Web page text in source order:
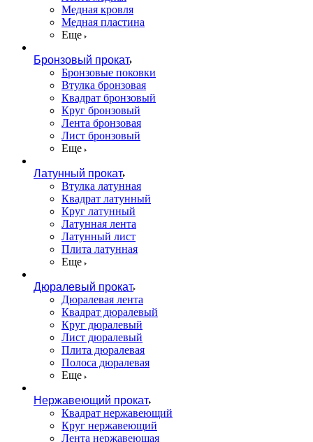
Медная кровля
Медная пластина
Еще
Бронзовый прокат
Бронзовые поковки
Втулка бронзовая
Квадрат бронзовый
Круг бронзовый
Лента бронзовая
Лист бронзовый
Еще
Латунный прокат
Втулка латунная
Квадрат латунный
Круг латунный
Латунная лента
Латунный лист
Плита латунная
Еще
Дюралевый прокат
Дюралевая лента
Квадрат дюралевый
Круг дюралевый
Лист дюралевый
Плита дюралевая
Полоса дюралевая
Еще
Нержавеющий прокат
Квадрат нержавеющий
Круг нержавеющий
Лента нержавеющая